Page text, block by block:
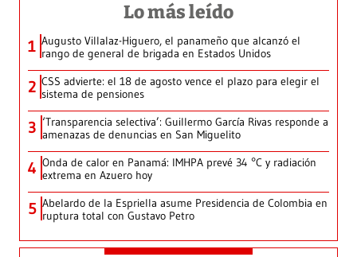
Lo más leído
1 Augusto Villalaz-Higuero, el panameño que alcanzó el
rango de general de brigada en Estados Unidos
2 CSS advierte: el 18 de agosto vence el plazo para elegir el
sistema de pensiones
3 ‘Transparencia selectiva’: Guillermo García Rivas responde a
amenazas de denuncias en San Miguelito
4 Onda de calor en Panamá: IMHPA prevé 34 °C y radiación
extrema en Azuero hoy
5 Abelardo de la Espriella asume Presidencia de Colombia en
ruptura total con Gustavo Petro